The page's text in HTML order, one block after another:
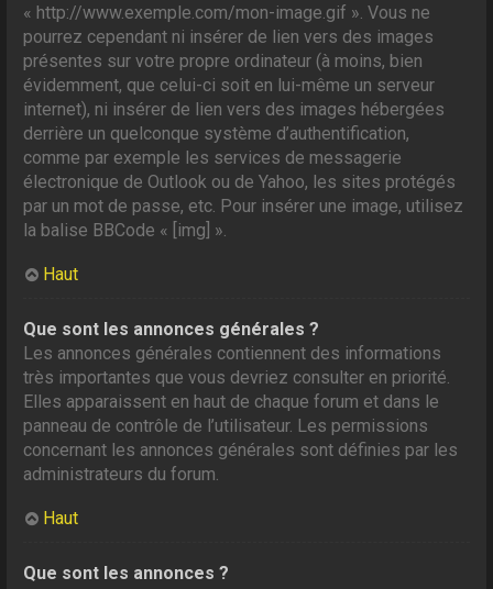
« http://www.exemple.com/mon-image.gif ». Vous ne
pourrez cependant ni insérer de lien vers des images
présentes sur votre propre ordinateur (à moins, bien
évidemment, que celui-ci soit en lui-même un serveur
internet), ni insérer de lien vers des images hébergées
derrière un quelconque système d’authentification,
comme par exemple les services de messagerie
électronique de Outlook ou de Yahoo, les sites protégés
par un mot de passe, etc. Pour insérer une image, utilisez
la balise BBCode « [img] ».
Haut
Que sont les annonces générales ?
Les annonces générales contiennent des informations
très importantes que vous devriez consulter en priorité.
Elles apparaissent en haut de chaque forum et dans le
panneau de contrôle de l’utilisateur. Les permissions
concernant les annonces générales sont définies par les
administrateurs du forum.
Haut
Que sont les annonces ?